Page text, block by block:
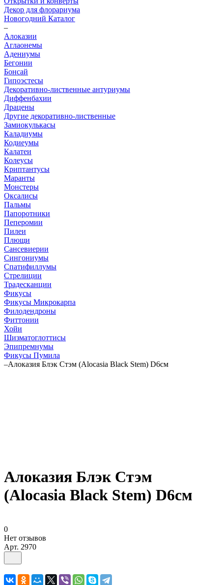
Декор для флорариума
Новогодний Каталог
–
Алоказии
Аглаонемы
Адениумы
Бегонии
Бонсай
Гипоэстесы
Декоративно-лиственные антуриумы
Диффенбахии
Драцены
Другие декоративно-лиственные
Замиокулькасы
Каладиумы
Кодиеумы
Калатеи
Колеусы
Криптантусы
Маранты
Монстеры
Оксалисы
Пальмы
Папоротники
Пеперомии
Пилеи
Плющи
Сансевиерии
Сингониумы
Спатифиллумы
Стрелиции
Традесканции
Фикусы
Фикусы Микрокарпа
Филодендроны
Фиттонии
Хойи
Шизматоглоттисы
Эпипремнумы
Фикусы Пумила
–Алоказия Блэк Стэм (Alocasia Black Stem) D6см
Алоказия Блэк Стэм
(Alocasia Black Stem) D6см
0
Нет отзывов
Арт. 2970